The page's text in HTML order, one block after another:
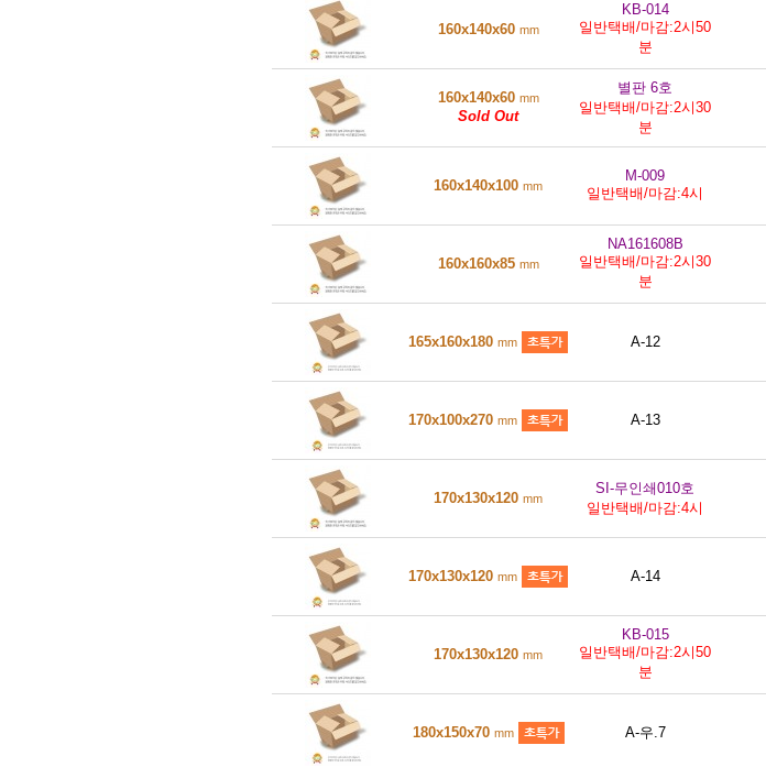
160x140x60 mm
KB-014
일반택배/마감:2시50
분
160x140x60 mm
Sold Out
별판 6호
일반택배/마감:2시30
분
160x140x100 mm
M-009
일반택배/마감:4시
160x160x85 mm
NA161608B
일반택배/마감:2시30
분
165x160x180 mm A-12
170x100x270 mm A-13
170x130x120 mm
SI-무인쇄010호
일반택배/마감:4시
170x130x120 mm A-14
170x130x120 mm
KB-015
일반택배/마감:2시50
분
180x150x70 mm A-우.7